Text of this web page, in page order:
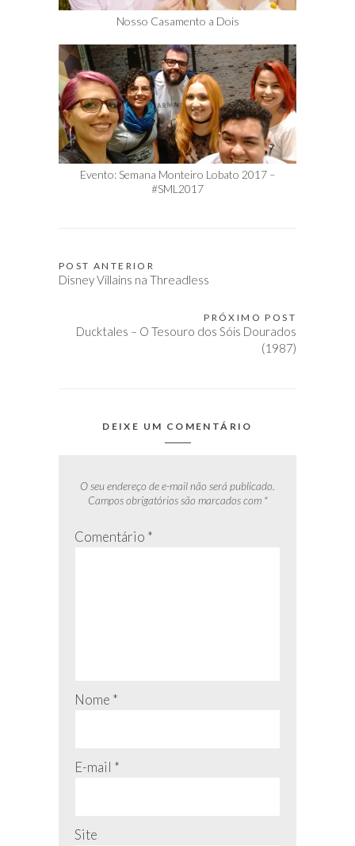
Nosso Casamento a Dois
Evento: Semana Monteiro Lobato 2017 –
#SML2017
Navegação
POST ANTERIOR
Disney Villains na Threadless
PRÓXIMO POST
Ducktales – O Tesouro dos Sóis Dourados
(1987)
DEIXE UM COMENTÁRIO
O seu endereço de e-mail não será publicado.
Campos obrigatórios são marcados com *
Comentário *
Nome *
E-mail *
Site